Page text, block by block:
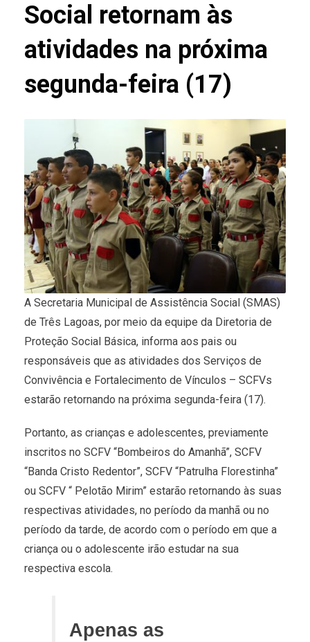
Social retornam às
atividades na próxima
segunda-feira (17)
A Secretaria Municipal de Assistência Social (SMAS)
de Três Lagoas, por meio da equipe da Diretoria de
Proteção Social Básica, informa aos pais ou
responsáveis que as atividades dos Serviços de
Convivência e Fortalecimento de Vínculos – SCFVs
estarão retornando na próxima segunda-feira (17).
Portanto, as crianças e adolescentes, previamente
inscritos no SCFV “Bombeiros do Amanhã”, SCFV
“Banda Cristo Redentor”, SCFV “Patrulha Florestinha”
ou SCFV “ Pelotão Mirim” estarão retornando às suas
respectivas atividades, no período da manhã ou no
período da tarde, de acordo com o período em que a
criança ou o adolescente irão estudar na sua
respectiva escola.
Apenas as